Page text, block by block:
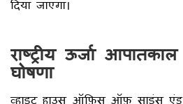
दिया जाएगा।
राष्ट्रीय ऊर्जा
घोषणा
व्हाइट हाउस ऑफ़िस ऑफ़ साइंस एंड